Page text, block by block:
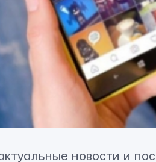
новости и